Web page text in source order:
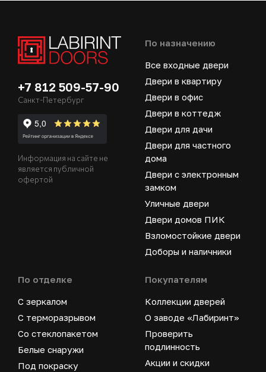
+7 812 509-57-90
Санкт-Петербург
Информация на сайте не
является публичной
офертой
По назначению
Все входные двери
Двери в квартиру
Двери в офис
Двери в коттедж
Двери для дачи
Двери для частного
дома
Двери с электронным
замком
Уличные двери
Двери домов ПИК
Взломостойкие двери
Доборы и наличники
По отделке
С зеркалом
С терморазрывом
Со стеклопакетом
Белые снаружи
Под покраску
Покупателям
Коллекции дверей
О заводе «Лабиринт»
Проверить
подлинность
Акции и скидки